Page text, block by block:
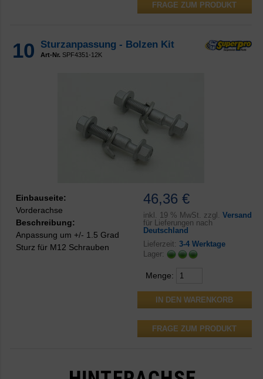
FRAGE ZUM PRODUKT
10 Sturzanpassung - Bolzen Kit
Art-Nr. SPF4351-12K
46,36 €
inkl. 19 % MwSt. zzgl. Versand
für Lieferungen nach
Deutschland
Lieferzeit: 3-4 Werktage
Lager:
Menge:
FRAGE ZUM PRODUKT
Einbauseite:
Vorderachse
Beschreibung:
Anpassung um +/- 1.5 Grad
Sturz für M12 Schrauben